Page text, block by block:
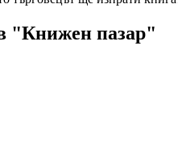
"Книжен пазар"